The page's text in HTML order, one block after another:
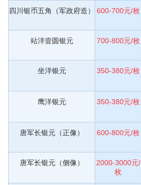
四川银币五角（军政府造） 600-700元/枚
站洋壹圆银元 700-800元/枚
坐洋银元 350-380元/枚
鹰洋银元 350-380元/枚
唐军长银元（正像） 600-800元/枚
唐军长银元（侧像）
2000-3000元/
枚